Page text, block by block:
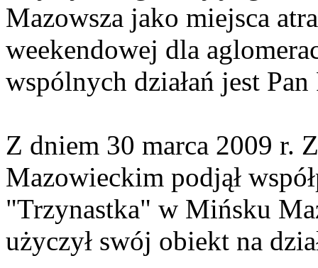
Mazowsza jako miejsca
weekendowej dla
wspólnych działań jest
Z dniem 30 marca 2009 r.
Mazowieckim podjął
"Trzynastka" w Mińsku
użyczył swój obiekt na